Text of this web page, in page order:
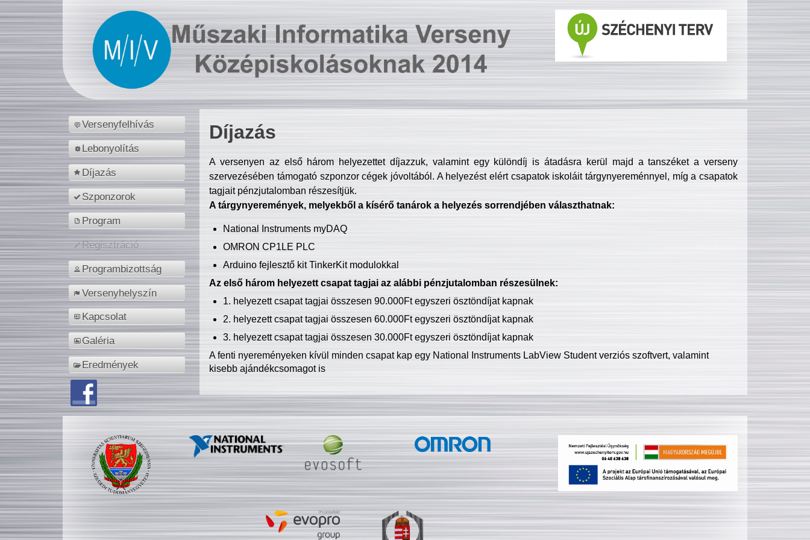
Versenyfelhívás
Lebonyolítás
Díjazás
Szponzorok
Program
Regisztráció
Programbizottság
Versenyhelyszín
Kapcsolat
Galéria
Eredmények
Díjazás
A versenyen az első három helyezettet díjazzuk, valamint egy különdíj is átadásra kerül majd a tanszéket a verseny
szervezésében támogató szponzor cégek jóvoltából. A helyezést elért csapatok iskoláit tárgynyereménnyel, míg a csapatok
tagjait pénzjutalomban részesítjük.
A tárgynyeremények, melyekből a kísérő tanárok a helyezés sorrendjében választhatnak:
National Instruments myDAQ
OMRON CP1LE PLC
Arduino fejlesztő kit TinkerKit modulokkal
Az első három helyezett csapat tagjai az alábbi pénzjutalomban részesülnek:
1. helyezett csapat tagjai összesen 90.000Ft egyszeri ösztöndíjat kapnak
2. helyezett csapat tagjai összesen 60.000Ft egyszeri ösztöndíjat kapnak
3. helyezett csapat tagjai összesen 30.000Ft egyszeri ösztöndíjat kapnak
A fenti nyereményeken kívül minden csapat kap egy National Instruments LabView Student verziós szoftvert, valamint
kisebb ajándékcsomagot is